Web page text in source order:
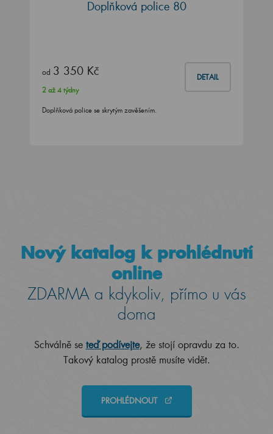
Doplňková police 80
od 3 350 Kč DETAIL
2 až 4 týdny
Doplňková police se skrytým zavěšením.
Nový katalog k prohlédnutí
online
ZDARMA a kdykoliv, přímo u vás
doma
Schválně se teď podívejte, že stojí opravdu za to.
Takový katalog prostě musíte vidět.
PROHLÉDNOUT